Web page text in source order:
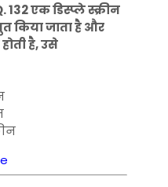
एक डिस्प्ले स्क्रीन
किया जाता है और
है, उसे